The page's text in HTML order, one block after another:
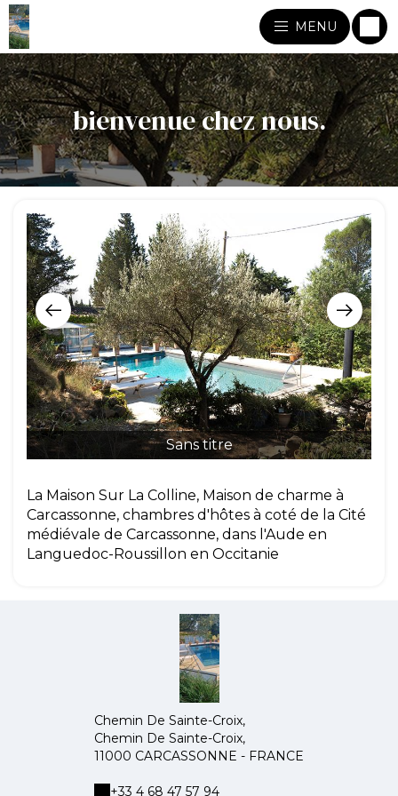
MENU
bienvenue chez nous.
Sans titre
La Maison Sur La Colline, Maison de charme à
Carcassonne, chambres d'hôtes à coté de la Cité
médiévale de Carcassonne, dans l'Aude en
Languedoc-Roussillon en Occitanie
Chemin De Sainte-Croix,
Chemin De Sainte-Croix,
11000 CARCASSONNE - FRANCE
+33 4 68 47 57 94